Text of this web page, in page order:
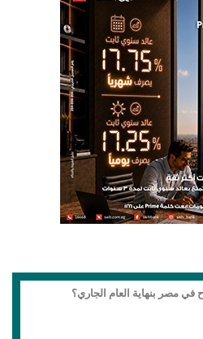
مصر بنهاية العام الجاري؟